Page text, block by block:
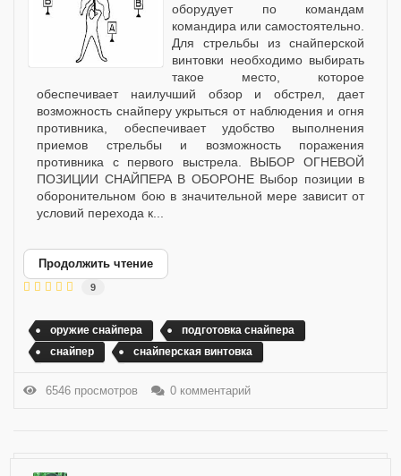
оборудует по командам
командира или самостоятельно.
Для стрельбы из снайперской
винтовки необходимо выбирать
такое место, которое
обеспечивает наилучший обзор и обстрел, дает
возможность снайперу укрыться от наблюдения и огня
противника, обеспечивает удобство выполнения
приемов стрельбы и возможность поражения
противника с первого выстрела. ВЫБОР ОГНЕВОЙ
ПОЗИЦИИ СНАЙПЕРА В ОБОРОНЕ Выбор позиции в
оборонительном бою в значительной мере зависит от
условий перехода к...
Продолжить чтение
9
оружие снайпера
подготовка снайпера
снайпер
снайперская винтовка
6546 просмотров 0 комментарий